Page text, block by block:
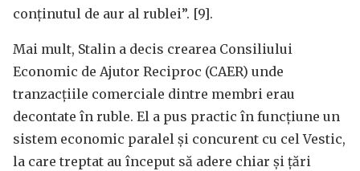
conținutul de aur al rublei”. [9].
Mai mult, Stalin a decis crearea Consiliului
Economic de Ajutor Reciproc (CAER) unde
tranzacțiile comerciale dintre membri erau
decontate în ruble. El a pus practic în funcțiune un
sistem economic paralel și concurent cu cel Vestic,
la care treptat au început să adere chiar și țări